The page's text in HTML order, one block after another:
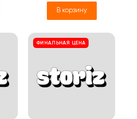
В корзину
ФИНАЛЬНАЯ ЦЕНА